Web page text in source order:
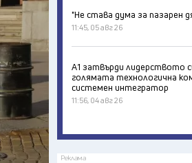
"Не става дума за пазарен
11:45, 05 авг 26
А1 затвърди лидерството
голямата технологична
системен интегратор
11:56, 04 авг 26
Реклама